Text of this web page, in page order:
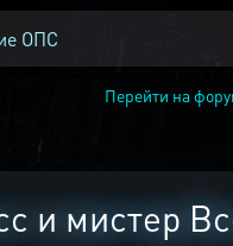
ОПС
Перейти на
и мистер